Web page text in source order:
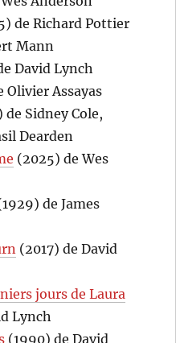
de Richard Pottier
Mann
David Lynch
Olivier Assayas
de Sidney Cole,
Dearden
(2025) de Wes
de James
(2017) de David
jours de Laura
Lynch
(1990) de David